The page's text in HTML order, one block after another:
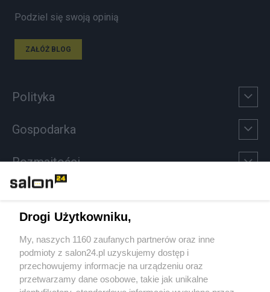
Podziel się swoją opinią
ZAŁÓŻ BLOG
Polityka
Gospodarka
Rozmaitości
Sport
Społeczeństwo
Drogi Użytkowniku,
My, naszych 1160 zaufanych partnerów oraz inne
podmioty z salon24.pl uzyskujemy dostęp i
przechowujemy informacje na urządzeniu oraz
przetwarzamy dane osobowe, takie jak unikalne